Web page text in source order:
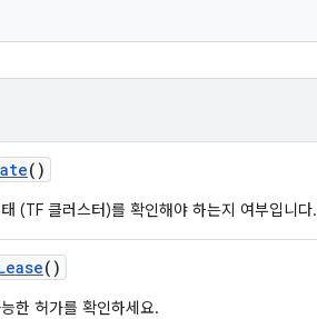
()
(TF 클러스터)를 확인해야 하는지 여부입니다.
()
한 허가를 확인하세요.